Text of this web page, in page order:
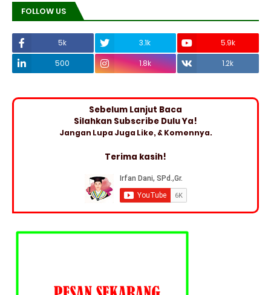
FOLLOW US
5k 3.1k
5.9k
500
1.8k 1.2k
Sebelum Lanjut Baca
Silahkan Subscribe Dulu Ya!
Jangan Lupa Juga Like, & Komennya.
Terima kasih!